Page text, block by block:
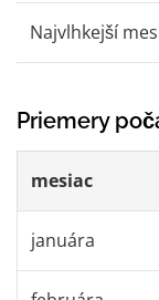
Najvlhkejší
Priemery
mesiac
januára